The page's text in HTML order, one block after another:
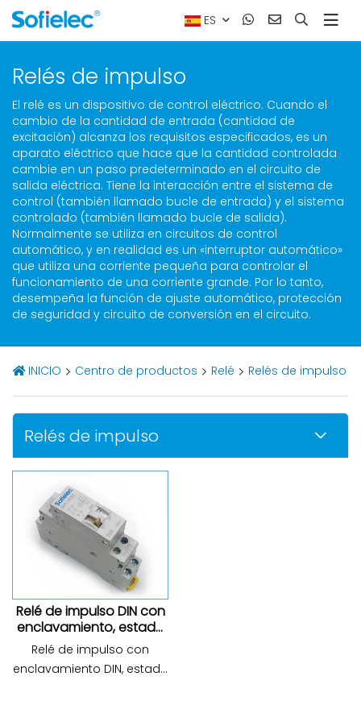
ES
Relés de impulso
El relé es un dispositivo de control eléctrico. Cuando el
cambio de la cantidad de entrada (cantidad de
excitación) alcanza los requisitos especificados, es un
aparato eléctrico que hace que la cantidad controlada
cambie en un paso predeterminado en el circuito de
salida eléctrica. Tiene la interacción entre el sistema de
control (también llamado bucle de entrada) y el sistema
controlado (también llamado bucle de salida).
Normalmente se utiliza en circuitos de control
automático, y en realidad es un «interruptor automático»
que utiliza una corriente pequeña para controlar el
funcionamiento de una corriente grande. Por lo tanto,
desempeña la función de ajuste automático, protección
de seguridad y circuito de conversión en el circuito.
INICIO Centro de productos Relé Relés de impulso
Relés de impulso
Relé de impulso DIN con
enclavamiento, estado
estable dual, muy
popular en Francia, con
CE CB, mini relé
Relé de impulso con
enclavamiento DIN, estado